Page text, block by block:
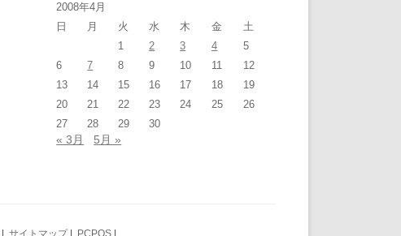
2008年4月
日
月 火 水 木 金
土
1
2 3 4
5
6
7 8 9 10 11
12
13
14 15 16 17 18
19
20
21 22 23 24 25
26
27
28 29 30
« 3月 5月 »
サイトマップ| PCPOS